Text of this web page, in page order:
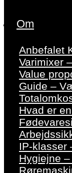
Om
Anbefalet
Varimixer
Value
Guide –
Hvad er
IP-klasser
Hygiejne